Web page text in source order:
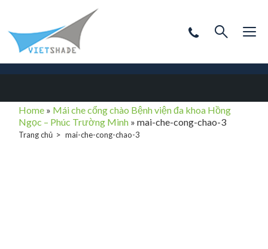
Home » Mái che cổng chào Bệnh viện đa khoa Hồng
Ngọc – Phúc Trường Minh »mai-che-cong-chao-3
Trang chủ mai-che-cong-chao-3